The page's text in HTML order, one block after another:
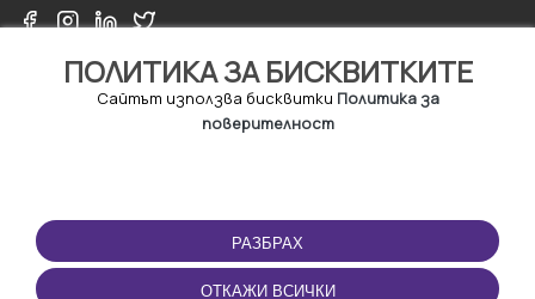
ПОЛИТИКА ЗА БИСКВИТКИТЕ
Сайтът използва бисквитки Политика за
поверителност
РАЗБРАХ
ОТКАЖИ ВСИЧКИ
ПОЛЗВАНЕ
Правила и условия за
ползване
ПРИЛОЖЕНИЕТО